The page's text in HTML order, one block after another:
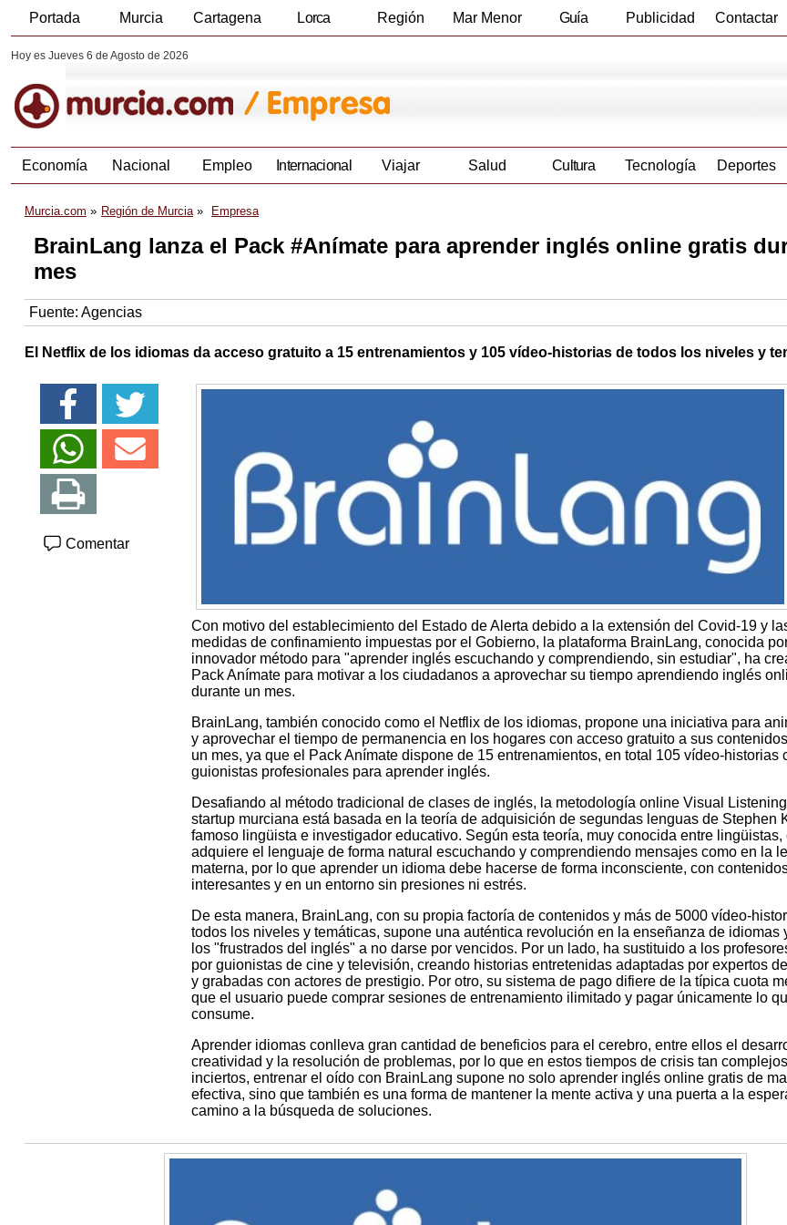
Portada Murcia Cartagena Lorca Región Mar Menor Guía Publicidad Contactar
Hoy es Jueves 6 de Agosto de 2026
Economía Nacional Empleo Internacional Viajar Salud Cultura Tecnología Deportes
Murcia.com Región de Murcia Empresa
BrainLang lanza el Pack #Anímate para aprender inglés online gratis
mes
Fuente: Agencias
El Netflix de los idiomas da acceso gratuito a 15 entrenamientos y 105 vídeo-historias de todos los niveles y
Comentar
Con motivo del establecimiento del Estado de Alerta debido a la extensión del Covid-19 y
medidas de confinamiento impuestas por el Gobierno, la plataforma BrainLang, conocida
innovador método para "aprender inglés escuchando y comprendiendo, sin estudiar", ha
Pack Anímate para motivar a los ciudadanos a aprovechar su tiempo aprendiendo inglés
durante un mes.
BrainLang, también conocido como el Netflix de los idiomas, propone una iniciativa para
y aprovechar el tiempo de permanencia en los hogares con acceso gratuito a sus
un mes, ya que el Pack Anímate dispone de 15 entrenamientos, en total 105 vídeo-historias
guionistas profesionales para aprender inglés.
Desafiando al método tradicional de clases de inglés, la metodología online Visual
startup murciana está basada en la teoría de adquisición de segundas lenguas de Stephen
famoso lingüista e investigador educativo. Según esta teoría, muy conocida entre lingüistas,
adquiere el lenguaje de forma natural escuchando y comprendiendo mensajes como en la
materna, por lo que aprender un idioma debe hacerse de forma inconsciente, con
interesantes y en un entorno sin presiones ni estrés.
De esta manera, BrainLang, con su propia factoría de contenidos y más de 5000 vídeo-
todos los niveles y temáticas, supone una auténtica revolución en la enseñanza de idiomas
los "frustrados del inglés" a no darse por vencidos. Por un lado, ha sustituido a los
por guionistas de cine y televisión, creando historias entretenidas adaptadas por expertos
y grabadas con actores de prestigio. Por otro, su sistema de pago difiere de la típica cuota
que el usuario puede comprar sesiones de entrenamiento ilimitado y pagar únicamente lo
consume.
Aprender idiomas conlleva gran cantidad de beneficios para el cerebro, entre ellos el
creatividad y la resolución de problemas, por lo que en estos tiempos de crisis tan
inciertos, entrenar el oído con BrainLang supone no solo aprender inglés online gratis de
efectiva, sino que también es una forma de mantener la mente activa y una puerta a la
camino a la búsqueda de soluciones.